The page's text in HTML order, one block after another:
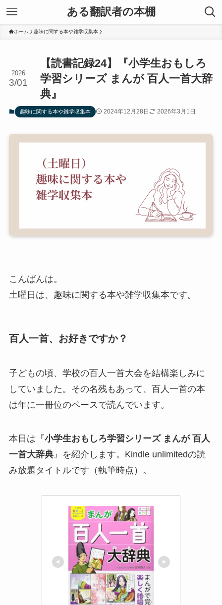
ある翻訳者の本棚
ホーム 趣味に関する本や雑学収集本
【読書記録24】『小学生おもしろ
学習シリーズ まんが 百人一首大辞
典』
2026
3/01
趣味に関する本や雑学収集本 2024年12月28日 2026年3月1日
こんばんは。
土曜日は、趣味に関する本や雑学収集本です。
百人一首、お好きですか？
子どもの頃、学校の百人一首大会を結構楽しみに
していました。その名残もあって、百人一首の本
は年に一冊位のペースで読んでいます。
本日は『小学生おもしろ学習シリーズ まんが 百人
一首大辞典』を紹介します。Kindle unlimitedの読
み放題タイトルです（執筆時点）。